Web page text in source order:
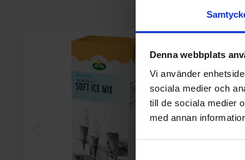
Denna webbplats
Vi använder
sociala medier och
till de sociala medier
med annan